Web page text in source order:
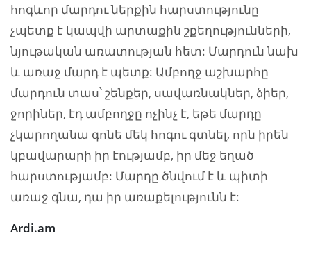
հոգևոր մարդու ներքին հարստությունը
չպետք է կապվի արտաքին շքեղությունների,
նյութական առատության հետ: Մարդուն նախ
և առաջ մարդ է պետք: Ամբողջ աշխարհը
մարդուն տաս՝ շենքեր, սավառնակներ, ձիեր,
ջորիներ, էդ ամբողջը ոչինչ է, եթե մարդը
չկարողանա գոնե մեկ հոգու գտնել, որն իրեն
կբավարարի իր էությամբ, իր մեջ եղած
հարստությամբ: Մարդը ծնվում է և պիտի
առաջ գնա, դա իր առաքելությունն է:
Ardi.am